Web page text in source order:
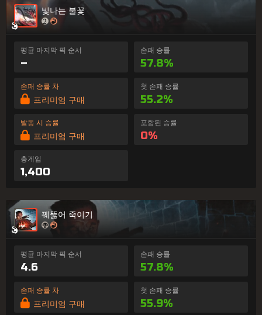
빛나는 불꽃
평균 마지막 픽 순서
–
손패 승률
57.8%
손패 승률 차
프리미엄 구매
첫 손패 승률
55.2%
발동 시 승률
프리미엄 구매
포함된 승률
0%
총게임
1,400
꿰뚫어 죽이기
평균 마지막 픽 순서
4.6
손패 승률
57.8%
손패 승률 차
프리미엄 구매
첫 손패 승률
55.9%